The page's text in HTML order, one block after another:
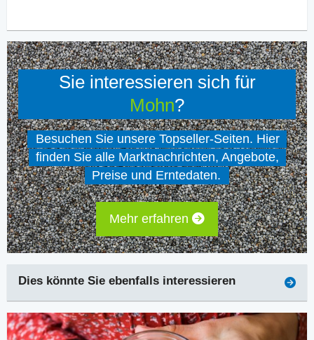
Sie interessieren sich für
Mohn?
Besuchen Sie unsere Topseller-Seiten. Hier
finden Sie alle Marktnachrichten, Angebote,
Preise und Erntedaten.
Mehr erfahren
Dies könnte Sie ebenfalls interessieren